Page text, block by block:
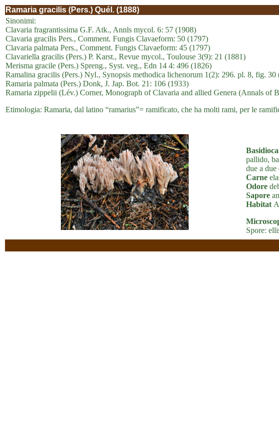
Ramaria gracilis (Pers.) Quél. (1888)
Sinonimi:
Clavaria fragrantissima G.F. Atk., Annls mycol. 6: 57 (1908)
Clavaria gracilis Pers., Comment. Fungis Clavaeform: 50 (1797)
Clavaria palmata Pers., Comment. Fungis Clavaeform: 45 (1797)
Clavariella gracilis (Pers.) P. Karst., Revue mycol., Toulouse 3(9): 21 (1881)
Merisma gracile (Pers.) Spreng., Syst. veg., Edn 14 4: 496 (1826)
Ramalina gracilis (Pers.) Nyl., Synopsis methodica lichenorum 1(2): 296. pl. 8, fig. 30
Ramaria palmata (Pers.) Donk, J. Jap. Bot. 21: 106 (1933)
Ramaria zippelii (Lév.) Corner, Monograph of Clavaria and allied Genera (Annals of
Etimologia: Ramaria, dal latino “ramarius”= ramificato, che ha molti rami, per le
pallido,
due a due
Carne
Odore
Sapore
Habitat
Spore: